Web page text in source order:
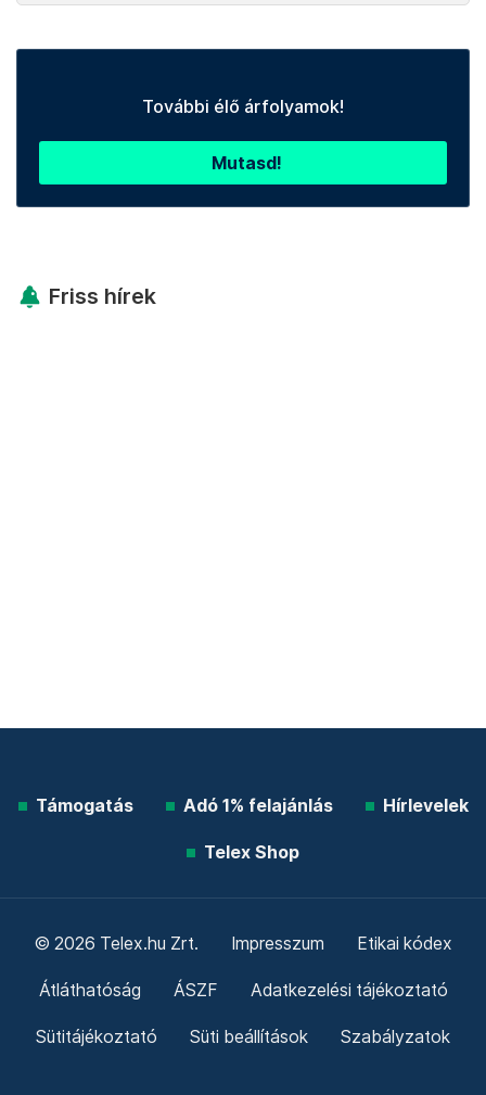
További élő árfolyamok!
Mutasd!
Friss hírek
Támogatás Adó 1% felajánlás Hírlevelek
Telex Shop
© 2026 Telex.hu Zrt. Impresszum Etikai kódex
Átláthatóság ÁSZF Adatkezelési tájékoztató
Sütitájékoztató Süti beállítások Szabályzatok